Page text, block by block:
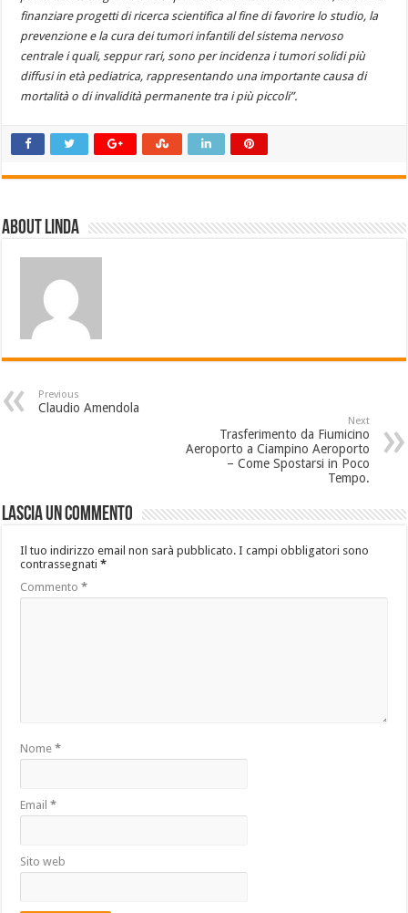
finanziare progetti di ricerca scientifica al fine di favorire lo studio, la
prevenzione e la cura dei tumori infantili del sistema nervoso
centrale i quali, seppur rari, sono per incidenza i tumori solidi più
diffusi in età pediatrica, rappresentando una importante causa di
mortalità o di invalidità permanente tra i più piccoli”.
About linda
Previous
Claudio Amendola
Next
Trasferimento da Fiumicino
Aeroporto a Ciampino Aeroporto
– Come Spostarsi in Poco
Tempo.
Lascia un commento
Il tuo indirizzo email non sarà pubblicato. I campi obbligatori sono
contrassegnati*
Commento*
Nome*
Email*
Sito web